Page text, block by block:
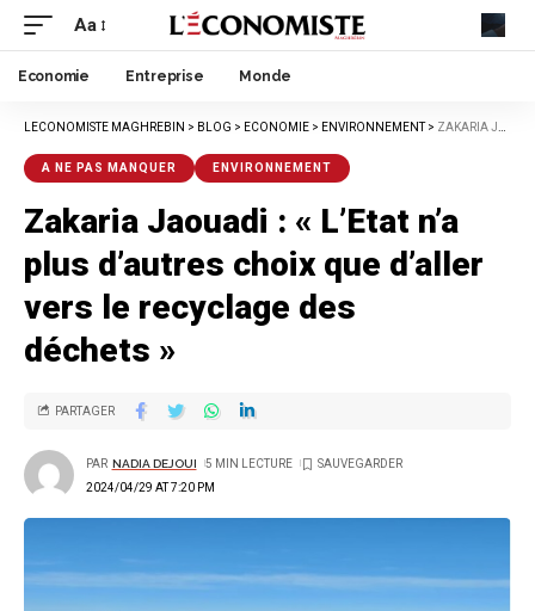
Aa
Economie Entreprise Monde
LECONOMISTE MAGHREBIN > BLOG > ECONOMIE > ENVIRONNEMENT> ZAKARIA JAOUADI : « L’ETAT N’A PLUS D’AUTRES CHOIX QUE D’ALLER VERS LE RECYCLAGE DES DÉCHETS »
A NE PAS MANQUER ENVIRONNEMENT
Zakaria Jaouadi : « L’Etat n’a
plus d’autres choix que d’aller
vers le recyclage des
déchets »
2024/04/29 AT 7:20 PM
PAR NADIA DEJOUI 5 MIN LECTURE
PARTAGER